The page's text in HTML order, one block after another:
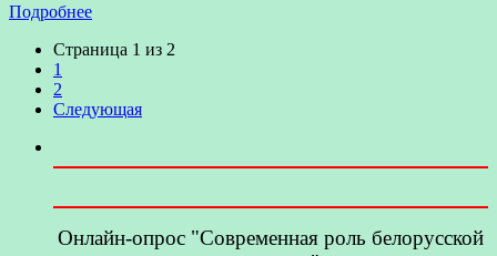
Подробнее
Страница 1 из 2
1
2
Следующая
Онлайн-опрос "Современная роль белорусской